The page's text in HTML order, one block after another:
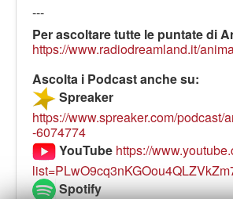
---
Per ascoltare tutte le puntate di
https://www.radiodreamland.it/
Ascolta i Podcast anche su:
Spreaker
https://www.spreaker.com/podcast/
-6074774
YouTube https://
Spotify